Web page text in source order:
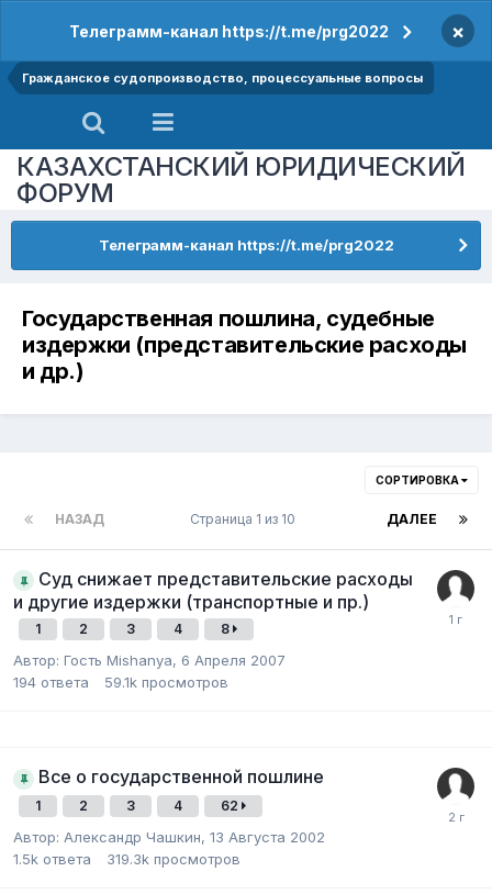
Телеграмм-канал https://t.me/prg2022 ×
Гражданское судопроизводство, процессуальные вопросы
КАЗАХСТАНСКИЙ ЮРИДИЧЕСКИЙ
ФОРУМ
Телеграмм-канал https://t.me/prg2022
Государственная пошлина, судебные
издержки (представительские расходы
и др.)
СОРТИРОВКА
НАЗАД ДАЛЕЕ
Страница 1 из 10
Суд снижает представительские расходы
и другие издержки (транспортные и пр.)
1 2 3 4 8
Автор: Гость Mishanya, 6 Апреля 2007
194 ответа 59.1k просмотров
Все о государственной пошлине
1 2 3 4 62
Автор: Александр Чашкин, 13 Августа 2002
1.5k ответа 319.3k просмотров